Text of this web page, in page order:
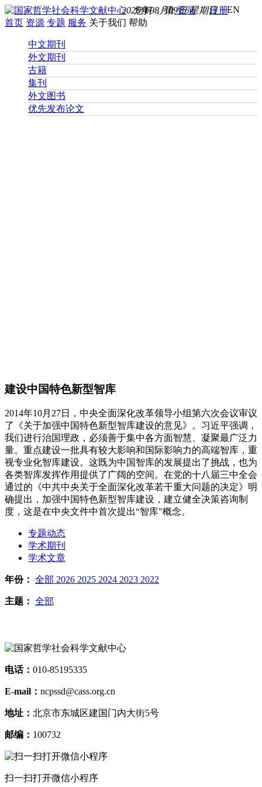
您好， 请登录 注册EN
2026年08月09日 星期日
首页 资源 专题 服务 关于我们 帮助
中文期刊
外文期刊
古籍
集刊
外文图书
优先发布论文
建设中国特色新型智库
2014年10月27日，中央全面深化改革领导小组第六次会议审议
了《关于加强中国特色新型智库建设的意见》。习近平强调，
我们进行治国理政，必须善于集中各方面智慧、凝聚最广泛力
量。重点建设一批具有较大影响和国际影响力的高端智库，重
视专业化智库建设。这既为中国智库的发展提出了挑战，也为
各类智库发挥作用提供了广阔的空间。在党的十八届三中全会
通过的《中共中央关于全面深化改革若干重大问题的决定》明
确提出，加强中国特色新型智库建设，建立健全决策咨询制
度，这是在中央文件中首次提出“智库”概念。
专题动态
学术期刊
学术文章
年份： 全部 2026 2025 2024 2023 2022
主题： 全部
电话： 010-85195335
E-mail： ncpssd@cass.org.cn
地址： 北京市东城区建国门内大街5号
邮编： 100732
扫一扫打开微信小程序